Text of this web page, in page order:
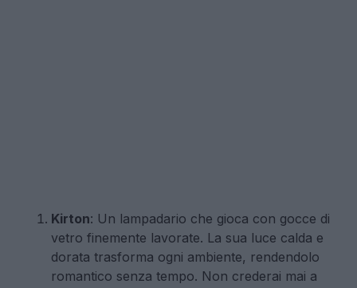
Kirton: Un lampadario che gioca con gocce di
vetro finemente lavorate. La sua luce calda e
dorata trasforma ogni ambiente, rendendolo
romantico senza tempo. Non crederai mai a